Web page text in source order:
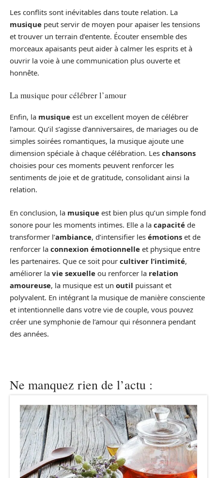
Les conflits sont inévitables dans toute relation. La
musique peut servir de moyen pour apaiser les tensions
et trouver un terrain d’entente. Écouter ensemble des
morceaux apaisants peut aider à calmer les esprits et à
ouvrir la voie à une communication plus ouverte et
honnête.
La musique pour célébrer l’amour
Enfin, la musique est un excellent moyen de célébrer
l’amour. Qu’il s’agisse d’anniversaires, de mariages ou de
simples soirées romantiques, la musique ajoute une
dimension spéciale à chaque célébration. Les chansons
choisies pour ces moments peuvent renforcer les
sentiments de joie et de gratitude, consolidant ainsi la
relation.
En conclusion, la musique est bien plus qu’un simple fond
sonore pour les moments intimes. Elle a la capacité de
transformer l’ambiance, d’intensifier les émotions et de
renforcer la connexion émotionnelle et physique entre
les partenaires. Que ce soit pour cultiver l’intimité,
améliorer la vie sexuelle ou renforcer la relation
amoureuse, la musique est un outil puissant et
polyvalent. En intégrant la musique de manière consciente
et intentionnelle dans votre vie de couple, vous pouvez
créer une symphonie de l’amour qui résonnera pendant
des années.
Ne manquez rien de l’actu :